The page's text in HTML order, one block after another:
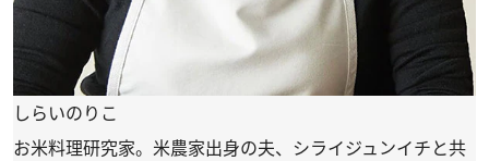
しらいのりこ
お米料理研究家。米農家出身の夫、シライジュンイチと共